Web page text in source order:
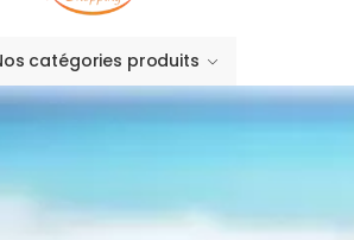
catégories produits